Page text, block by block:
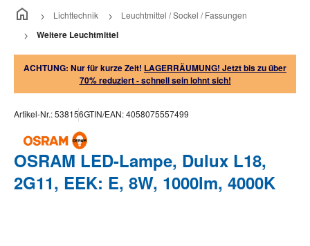
Lichttechnik Leuchtmittel / Sockel / Fassungen
Weitere Leuchtmittel
ACHTUNG: Nur für kurze Zeit! LAGERRÄUMUNG! Jetzt bis zu über
70% reduziert - schnell sein lohnt sich!
Artikel-Nr.:538156GTIN/EAN:4058075557499
OSRAM LED-Lampe, Dulux L18,
2G11, EEK: E, 8W, 1000lm, 4000K